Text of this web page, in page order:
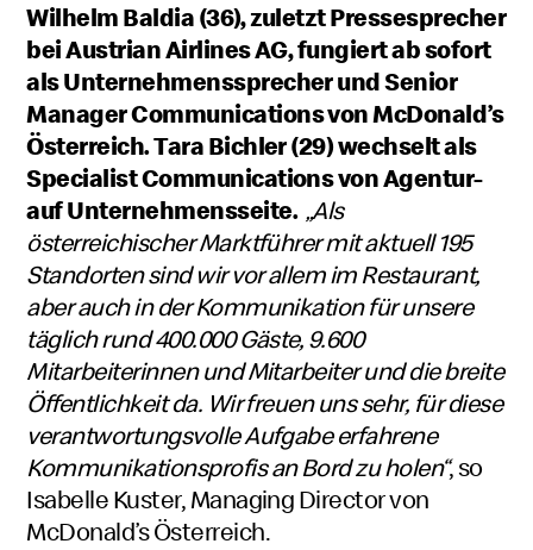
Wilhelm Baldia (36), zuletzt Pressesprecher
bei Austrian Airlines AG, fungiert ab sofort
als Unternehmenssprecher und Senior
Manager Communications von McDonald’s
Österreich. Tara Bichler (29) wechselt als
Specialist Communications von Agentur-
auf Unternehmensseite. „Als
österreichischer Marktführer mit aktuell 195
Standorten sind wir vor allem im Restaurant,
aber auch in der Kommunikation für unsere
täglich rund 400.000 Gäste, 9.600
Mitarbeiterinnen und Mitarbeiter und die breite
Öffentlichkeit da. Wir freuen uns sehr, für diese
verantwortungsvolle Aufgabe erfahrene
Kommunikationsprofis an Bord zu holen“, so
Isabelle Kuster, Managing Director von
McDonald’s Österreich.